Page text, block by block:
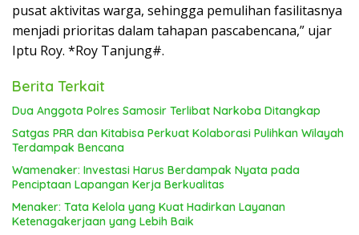
pusat aktivitas warga, sehingga pemulihan fasilitasnya
menjadi prioritas dalam tahapan pascabencana,” ujar
Iptu Roy. *Roy Tanjung#.
Berita Terkait
Dua Anggota Polres Samosir Terlibat Narkoba Ditangkap
Satgas PRR dan Kitabisa Perkuat Kolaborasi Pulihkan Wilayah
Terdampak Bencana
Wamenaker: Investasi Harus Berdampak Nyata pada
Penciptaan Lapangan Kerja Berkualitas
Menaker: Tata Kelola yang Kuat Hadirkan Layanan
Ketenagakerjaan yang Lebih Baik